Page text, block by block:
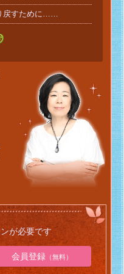
戻すために……
が必要です
会員登録（無料）